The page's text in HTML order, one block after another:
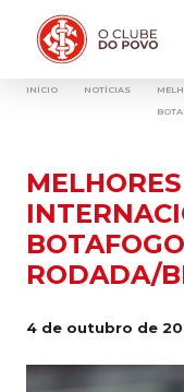
INÍCIO NOTÍCIAS
RODADA/
4 de outubro de